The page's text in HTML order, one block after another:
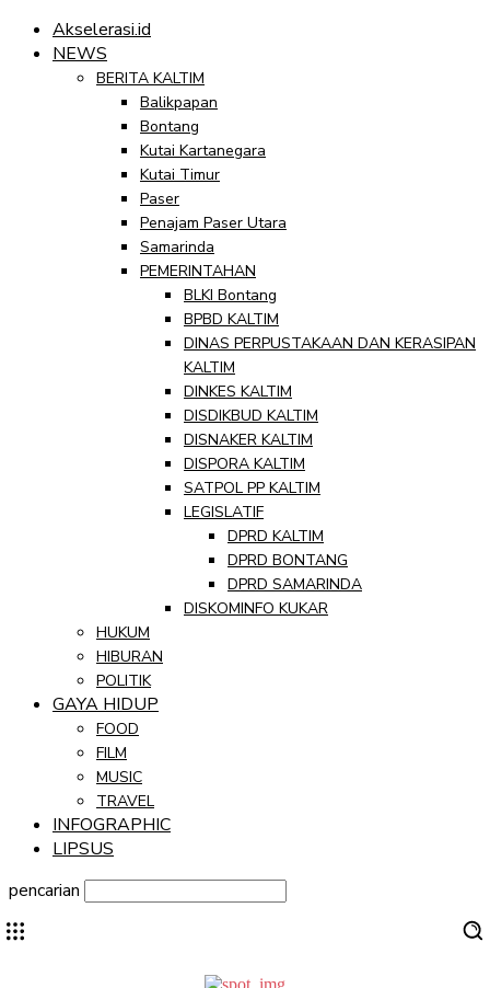
Akselerasi.id
NEWS
BERITA KALTIM
Balikpapan
Bontang
Kutai Kartanegara
Kutai Timur
Paser
Penajam Paser Utara
Samarinda
PEMERINTAHAN
BLKI Bontang
BPBD KALTIM
DINAS PERPUSTAKAAN DAN KERASIPAN
KALTIM
DINKES KALTIM
DISDIKBUD KALTIM
DISNAKER KALTIM
DISPORA KALTIM
SATPOL PP KALTIM
LEGISLATIF
DPRD KALTIM
DPRD BONTANG
DPRD SAMARINDA
DISKOMINFO KUKAR
HUKUM
HIBURAN
POLITIK
GAYA HIDUP
FOOD
FILM
MUSIC
TRAVEL
INFOGRAPHIC
LIPSUS
pencarian